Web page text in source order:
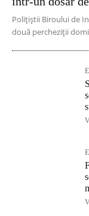
Polițiștii Biroului de
două percheziții